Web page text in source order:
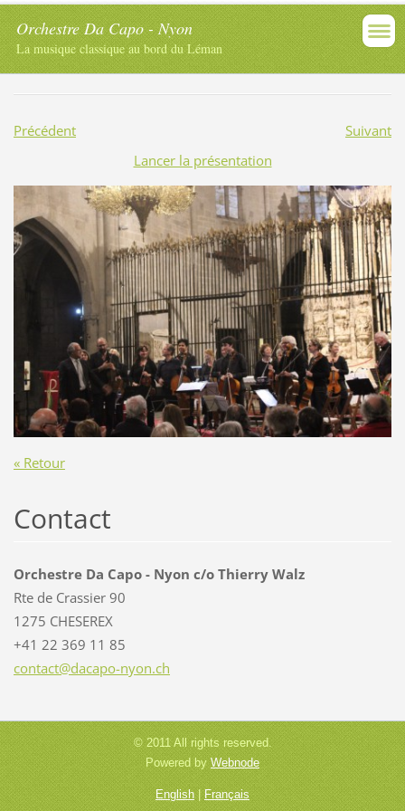
Orchestre Da Capo - Nyon
La musique classique au bord du Léman
Précédent
Suivant
Lancer la présentation
« Retour
Contact
Orchestre Da Capo - Nyon c/o Thierry Walz
Rte de Crassier 90
1275 CHESEREX
+41 22 369 11 85
contact@dacapo-nyon.ch
© 2011 All rights reserved.
Powered by Webnode
English|Français